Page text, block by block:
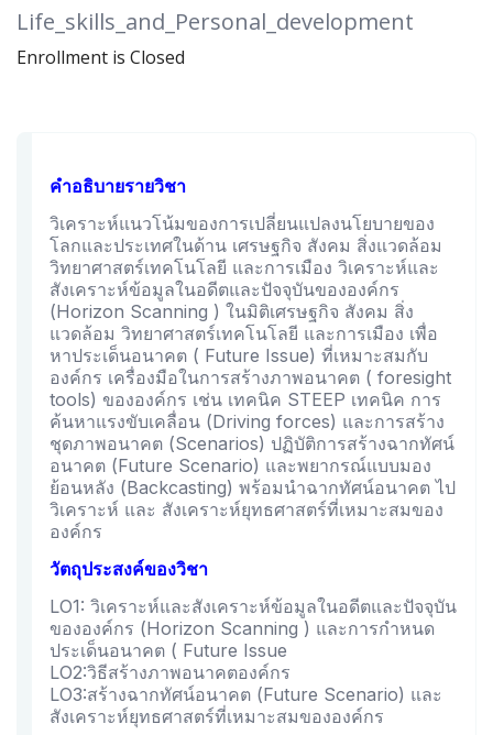
Life_skills_and_Personal_development
Enrollment is Closed
คำอธิบายรายวิชา
วิเคราะห์แนวโน้มของการเปลี่ยนแปลงนโยบายของ
โลกและประเทศในด้าน เศรษฐกิจ สังคม สิ่งแวดล้อม
วิทยาศาสตร์เทคโนโลยี และการเมือง วิเคราะห์และ
สังเคราะห์ข้อมูลในอดีตและปัจจุบันขององค์กร
(Horizon Scanning ) ในมิติเศรษฐกิจ สังคม สิ่ง
แวดล้อม วิทยาศาสตร์เทคโนโลยี และการเมือง เพื่อ
หาประเด็นอนาคต ( Future Issue) ที่เหมาะสมกับ
องค์กร เครื่องมือในการสร้างภาพอนาคต ( foresight
tools) ขององค์กร เช่น เทคนิค STEEP เทคนิค การ
ค้นหาแรงขับเคลื่อน (Driving forces) และการสร้าง
ชุดภาพอนาคต (Scenarios) ปฏิบัติการสร้างฉากทัศน์
อนาคต (Future Scenario) และพยากรณ์แบบมอง
ย้อนหลัง (Backcasting) พร้อมนำฉากทัศน์อนาคต ไป
วิเคราะห์ และ สังเคราะห์ยุทธศาสตร์ที่เหมาะสมของ
องค์กร
วัตถุประสงค์ของวิชา
LO1: วิเคราะห์และสังเคราะห์ข้อมูลในอดีตและปัจจุบัน
ขององค์กร (Horizon Scanning ) และการกำหนด
ประเด็นอนาคต ( Future Issue
LO2:วิธีสร้างภาพอนาคตองค์กร
LO3:สร้างฉากทัศน์อนาคต (Future Scenario) และ
สังเคราะห์ยุทธศาสตร์ที่เหมาะสมขององค์กร